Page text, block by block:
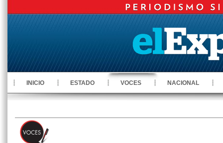
INICIO ESTADO VOCES NACIONAL